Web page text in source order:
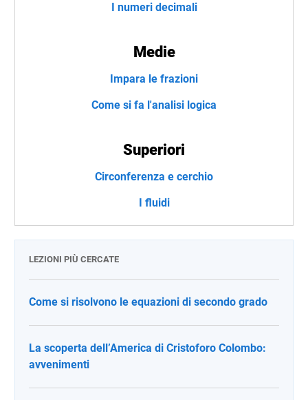
I numeri decimali
Medie
Impara le frazioni
Come si fa l'analisi logica
Superiori
Circonferenza e cerchio
I fluidi
LEZIONI PIÙ CERCATE
Come si risolvono le equazioni di secondo grado
La scoperta dell’America di Cristoforo Colombo:
avvenimenti